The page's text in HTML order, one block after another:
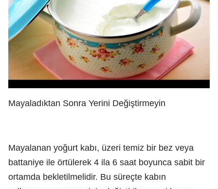
Mayaladıktan Sonra Yerini Değiştirmeyin
Mayalanan yoğurt kabı, üzeri temiz bir bez veya
battaniye ile örtülerek 4 ila 6 saat boyunca sabit bir
ortamda bekletilmelidir. Bu süreçte kabın